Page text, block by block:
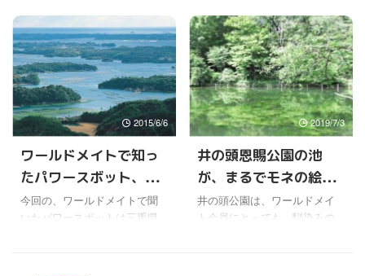
するのは嫌だなと思ってい
た。 &nb ...
ないようで、それも一般の参
拝はできないそうだ。 年に一
度の大祭の時に、選 ...
の近くには、グランドキャニ
オンがある。 言葉では形容で
きない絶景だというのは、何
となく写真からでも伝わるよ
ね。 一度行ってみたい場
所だけど、ワールドメイトで
行くことはなくなったよう
だ。 これを見て感動しない者
はいないといわる観光地だけ
ど、たいへんなパワースポッ
トでもある。 せっかくな
ので、見慣れているとは思う
前に行ったことがある。 こ
こは、海のはるかかなたにあ
る、ニナイカライの神々が、
最初におりたつところとし
て、神聖視されてきた島だそ
うだ。 隆起サンゴ礁でできた
島で、今でも美しい自然が残
イカライの神々に対するもの
と、血がつながる祖先である
祖霊神との二つの柱があるら
しい。祖霊神は御嶽（ウタ
2015/6/6
ワールドメイトで知っ
たパワースボット、英
虞湾
今回の、ワールドメイトで聞
いたパワースボットは三重県
2019/7/3
井の頭恩賜公園の池
が、まるでモネの絵画
のようだと話題に
井の頭公園は、ワールドメイ
ト会員にとっても、馴染みの